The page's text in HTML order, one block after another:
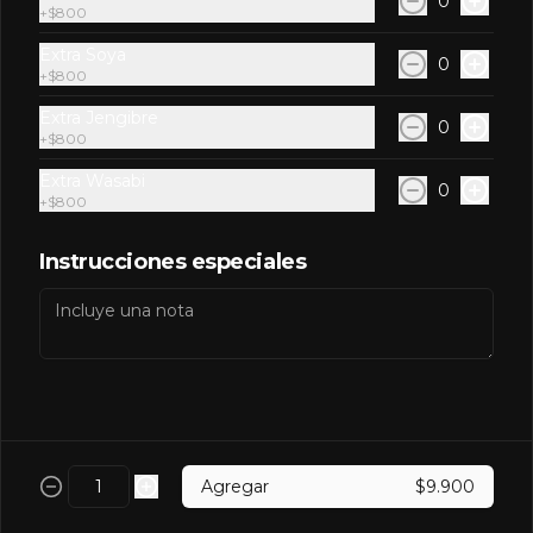
Términos y condiciones
Política de privacidad
Instagram
Mi cuenta
+$800
+$800
0
+$800
0
+$800
0
Instrucciones especiales
Agregar $9.900